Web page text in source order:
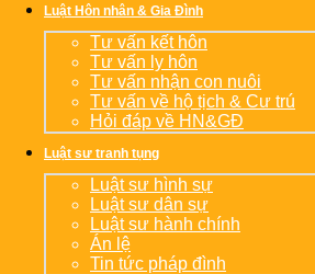
Luật Hôn nhân & Gia Đình
Tư vấn kết hôn
Tư vấn ly hôn
Tư vấn nhận con nuôi
Tư vấn về hộ tịch & Cư trú
Hỏi đáp về HN&GĐ
Luật sư tranh tụng
Luật sư hình sự
Luật sư dân sự
Luật sư hành chính
Án lệ
Tin tức pháp đình